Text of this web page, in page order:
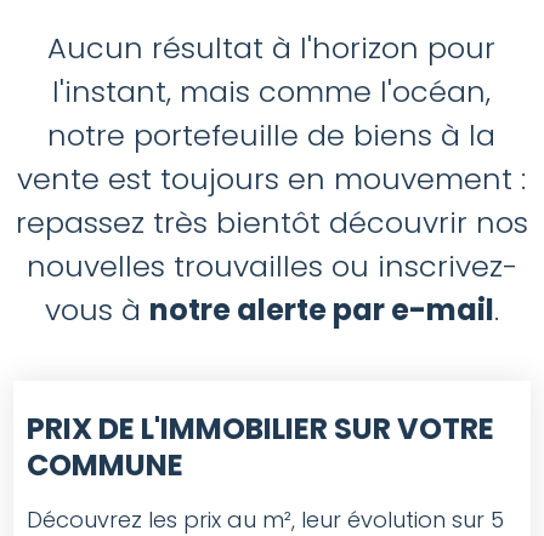
Aucun résultat à l'horizon pour
l'instant, mais comme l'océan,
notre portefeuille de biens à la
vente est toujours en mouvement :
repassez très bientôt découvrir nos
nouvelles trouvailles ou inscrivez-
vous à notre alerte par e-mail.
PRIX DE L'IMMOBILIER SUR VOTRE
COMMUNE
Découvrez les prix au m², leur évolution sur 5